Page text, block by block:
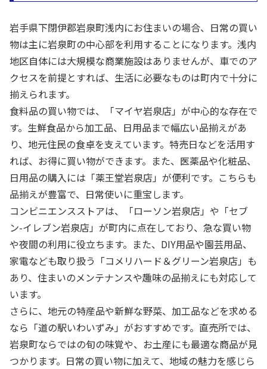
岩手県下閉伊郡岩泉町浅内にお住まいの場合、日常の買い
物は主に岩泉町の中心部を利用することになります。浅内
地区自体には大規模な商業施設はありませんが、車でのア
クセスを前提とすれば、生活に必要なものは町内で十分に
揃えられます。
食料品の買い物では、「マイヤ岩泉店」が中心的な存在で
す。生鮮食品から加工品、日用品まで幅広い品揃えがあ
り、地元住民の食卓を支えています。特売日などを活用す
れば、お得に買い物ができます。また、医薬品や化粧品、
日用品の購入には「薬王堂岩泉店」が便利です。こちらも
品揃えが豊富で、日常使いに重宝します。
コンビニエンスストアは、「ローソン岩泉店」や「セブ
ン-イレブン岩泉店」が町内に点在しており、急な買い物
や夜間の利用に役立ちます。また、DIY用品や園芸用品、
家電なども取り扱う「コメリハード＆グリーン岩泉店」も
あり、住まいのメンテナンスや趣味の品揃えにも対応して
います。
さらに、地元の特産品や新鮮な野菜、加工品などを求める
なら「道の駅いわいずみ」がおすすめです。直売所では、
岩泉町ならではの旬の味覚や、お土産にも最適な商品が見
つかります。日常の買い物に加えて、地域の魅力を感じら